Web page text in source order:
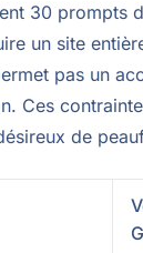
30 prompts
un site
pas un
Ces
de